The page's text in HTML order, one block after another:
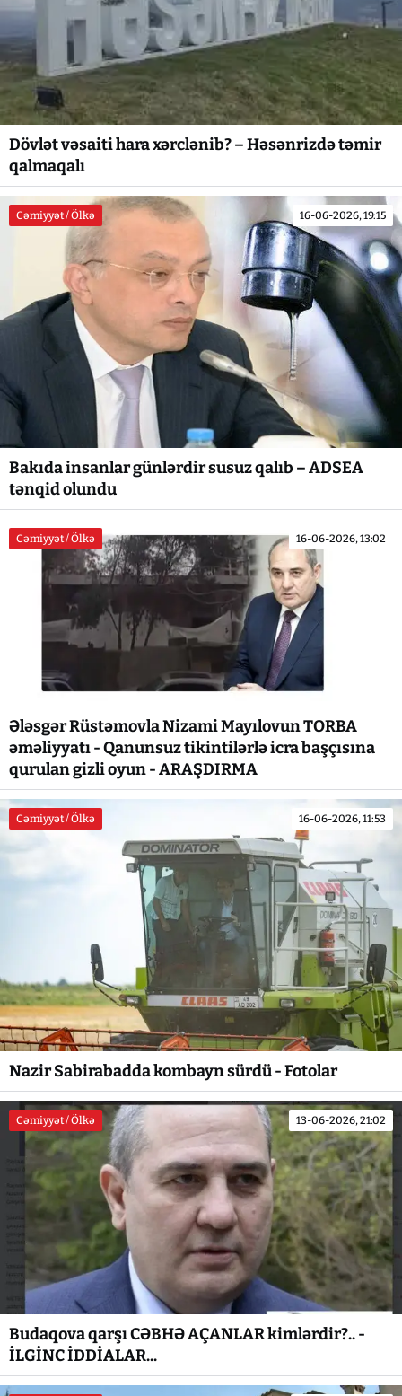
Dövlət vəsaiti hara xərclənib? – Həsənrizdə təmir
qalmaqalı
Cəmiyyət / Ölkə 16-06-2026, 19:15
Bakıda insanlar günlərdir susuz qalıb – ADSEA
tənqid olundu
Cəmiyyət / Ölkə 16-06-2026, 13:02
Ələsgər Rüstəmovla Nizami Mayılovun TORBA
əməliyyatı - Qanunsuz tikintilərlə icra başçısına
qurulan gizli oyun - ARAŞDIRMA
Cəmiyyət / Ölkə 16-06-2026, 11:53
Nazir Sabirabadda kombayn sürdü - Fotolar
Cəmiyyət / Ölkə 13-06-2026, 21:02
Budaqova qarşı CƏBHƏ AÇANLAR kimlərdir?.. -
İLGİNC İDDİALAR...